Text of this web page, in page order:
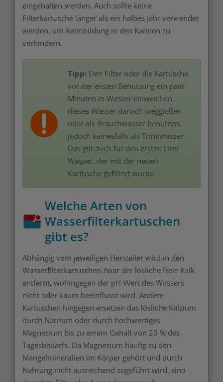
eingehalten werden. Auch sollte keine
Filterkartusche länger als ein halbes Jahr verwendet
werden, um Keimbildung in den Kannen zu
verhindern.
Tipp: Den Filter oder die Kartusche
vor der ersten Benutzung ein paar
Minuten in Wasser einweichen,
dieses Wasser danach weggießen
oder als Brauchwasser benutzen,
jedoch keinesfalls als Trinkwasser.
Das gilt auch für den ersten Liter
Wasser, der mit der neuen
Kartusche gefiltert wurde.
Welche Arten von
Wasserfilterkartuschen
gibt es?
Abhängig vom jeweiligen Hersteller wird in den
Wasserfilterkartuschen zwar der lösliche freie Kalk
entfernt, wohingegen der pH-Wert des Wassers
nicht oder kaum beeinflusst wird. Andere
Kartuschen hingegen ersetzen das lösliche Kalzium
durch Natrium oder durch hochwertiges
Magnesium bis zu einem Gehalt von 20 % des
Tagesbedarfs. Da Magnesium häufig zu den
Mangelmineralien im Körper gehört und durch
Nahrung nicht ausreichend zugeführt wird, sind